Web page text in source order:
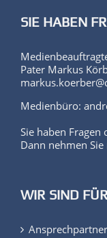
SIE HABEN
Pater Markus
Medienbüro:
Sie haben Fragen
Dann nehmen
WIR SIND
Ansprechpartner